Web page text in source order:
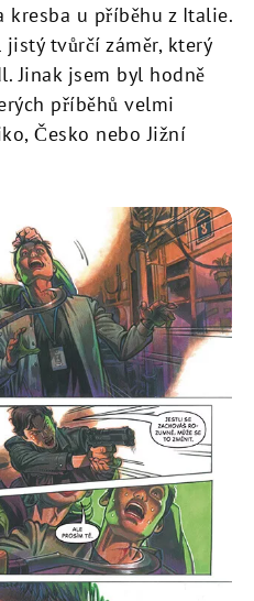
kresba u příběhu z Italie.
tvůrčí záměr, který
Jinak jsem byl hodně
příběhů velmi
Česko nebo Jižní